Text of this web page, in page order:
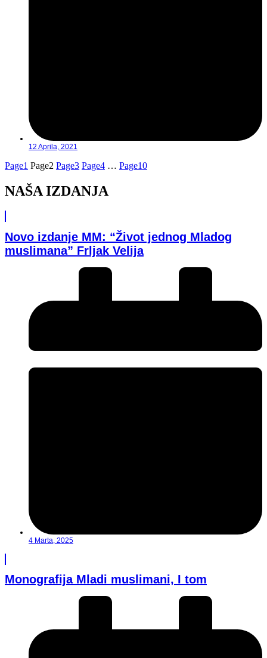
12 Aprila, 2021
Page1 Page2 Page3 Page4 … Page10
NAŠA IZDANJA
Novo izdanje MM: “Život jednog Mladog
muslimana” Frljak Velija
4 Marta, 2025
Monografija Mladi muslimani, I tom